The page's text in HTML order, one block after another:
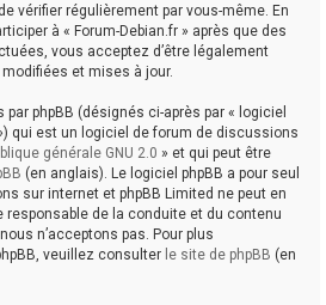
vérifier régulièrement par vous-même. En
à « Forum-Debian.fr » après que des
vous acceptez d’être légalement
et mises à jour.
phpBB (désignés ci-après par « logiciel
qui est un logiciel de forum de discussions
générale GNU 2.0 » et qui peut être
(en anglais). Le logiciel phpBB a pour seul
sur internet et phpBB Limited ne peut en
de la conduite et du contenu
n’acceptons pas. Pour plus
veuillez consulter le site de phpBB (en